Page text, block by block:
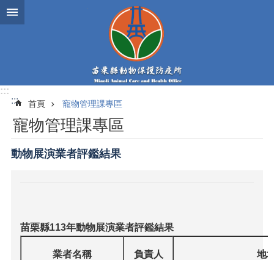
跳到主要內容區塊
:::
:::
首頁 寵物管理課專區
寵物管理課專區
動物展演業者評鑑結果
苗栗縣113年動物展演業者評鑑結果
業者名稱 負責人 地